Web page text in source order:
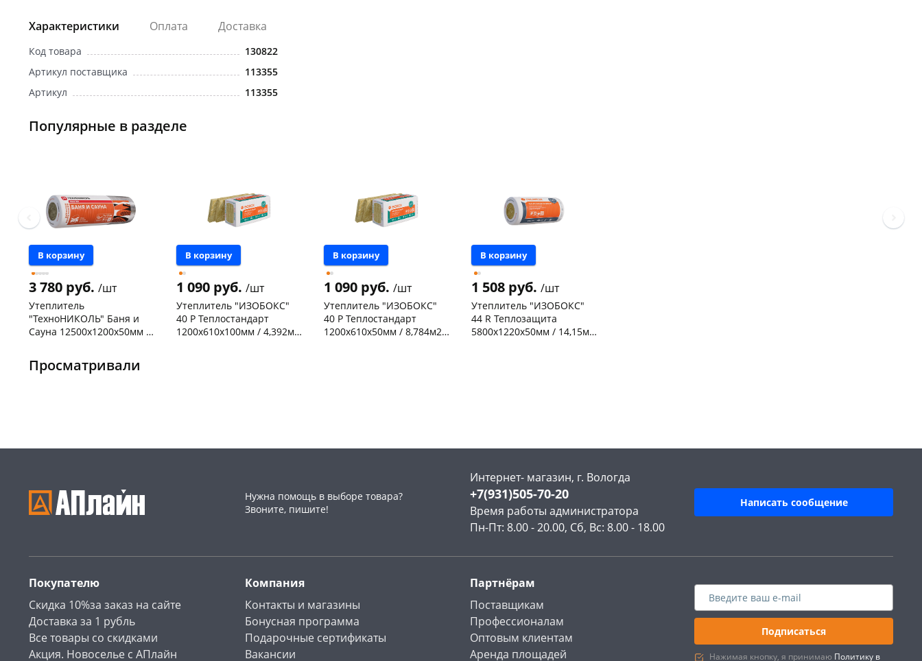
Характеристики Оплата Доставка
Код товара
130822
Артикул поставщика
113355
Артикул
113355
Популярные в разделе
В корзину
3 780 руб. /шт
Утеплитель
"ТехноНИКОЛЬ" Баня и
Сауна 12500х1200х50мм /
132164
склад
Чернышевского,
1
В корзину
1 090 руб. /шт
Утеплитель "ИЗОБОКС"
40 P Теплостандарт
1200х610х100мм / 4,392м2
В корзину
1 090 руб. /шт
Утеплитель "ИЗОБОКС"
40 P Теплостандарт
1200х610х50мм / 8,784м2 -
В корзину
1 508 руб. /шт
Утеплитель "ИЗОБОКС"
44 R Теплозащита
5800х1220х50мм / 14,15м2
Просматривали
Нужна помощь в выборе товара?
Звоните, пишите!
Интернет- магазин, г. Вологда
+7(931)505-70-20
Время работы администратора
Пн-Пт: 8.00 - 20.00, Сб, Вс: 8.00 - 18.00
Написать сообщение
Покупателю
Скидка 10%за заказ на сайте
Доставка за 1 рубль
Все товары со скидками
Акция. Новоселье с АПлайн
Компания
Контакты и магазины
Бонусная программа
Подарочные сертификаты
Вакансии
Партнёрам
Поставщикам
Профессионалам
Оптовым клиентам
Аренда площадей
Подписаться
Нажимая кнопку, я принимаю Политику в